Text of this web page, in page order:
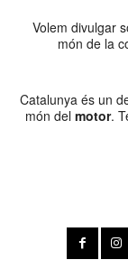
Volem divulgar
món de la
Catalunya és un
món del motor.